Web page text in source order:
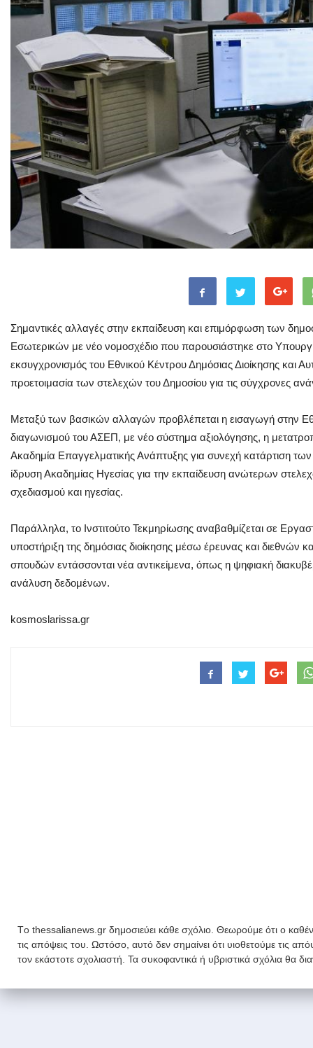
Σημαντικές αλλαγές στην εκπαίδευση και επιμόρφωση των
Εσωτερικών με νέο νομοσχέδιο που παρουσιάστηκε στο
εκσυγχρονισμός του Εθνικού Κέντρου Δημόσιας Διοίκησης και
προετοιμασία των στελεχών του Δημοσίου για τις σύγχρονες
Μεταξύ των βασικών αλλαγών προβλέπεται η εισαγωγή στην
διαγωνισμού του ΑΣΕΠ, με νέο σύστημα αξιολόγησης, η
Ακαδημία Επαγγελματικής Ανάπτυξης για συνεχή κατάρτιση
ίδρυση Ακαδημίας Ηγεσίας για την εκπαίδευση ανώτερων
σχεδιασμού και ηγεσίας.
Παράλληλα, το Ινστιτούτο Τεκμηρίωσης αναβαθμίζεται σε
υποστήριξη της δημόσιας διοίκησης μέσω έρευνας και
σπουδών εντάσσονται νέα αντικείμενα, όπως η ψηφιακή
ανάλυση δεδομένων.
kosmoslarissa.gr
Tο thessalianews.gr δημοσιεύει κάθε σχόλιο. Θεωρούμε ότι ο
τις απόψεις του. Ωστόσο, αυτό δεν σημαίνει ότι υιοθετούμε τις
τον εκάστοτε σχολιαστή. Τα συκοφαντικά ή υβριστικά σχόλια θα